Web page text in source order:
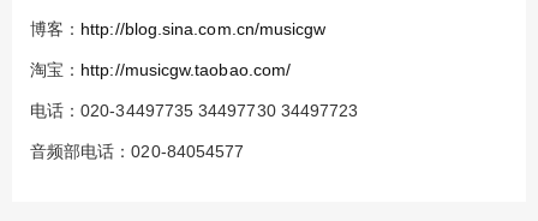
博客： http://blog.sina.com.cn/musicgw
淘宝： http://musicgw.taobao.com/
电话：020-34497735 34497730 34497723
音频部电话：020-84054577